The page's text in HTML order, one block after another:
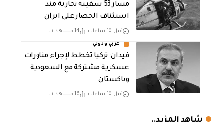
مسار 53 سفينة تجارية منذ
استئناف الحصار على ايران
قبل 10 ساعات 14 مشاهدات
عربي ودولي
فيدان: تركيا تخطط لإجراء مناورات
عسكرية مشتركة مع السعودية
وباكستان
قبل 10 ساعات 16 مشاهدات
شاهد المزيد..